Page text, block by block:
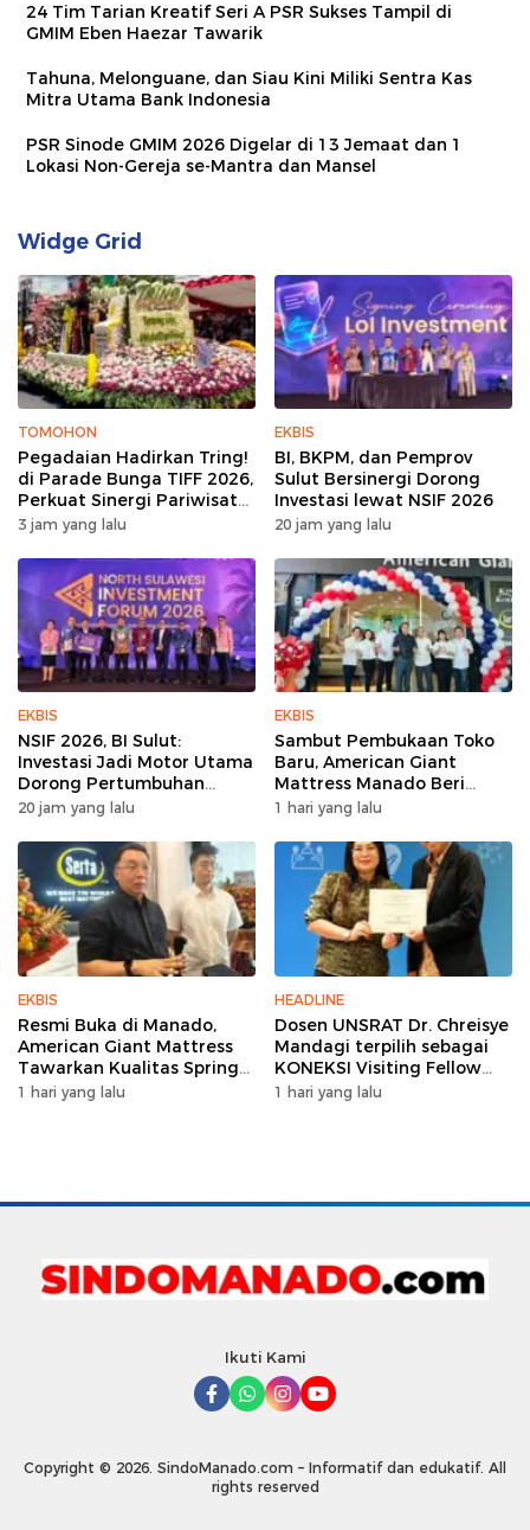
24 Tim Tarian Kreatif Seri A PSR Sukses Tampil di
GMIM Eben Haezar Tawarik
Tahuna, Melonguane, dan Siau Kini Miliki Sentra Kas
Mitra Utama Bank Indonesia
PSR Sinode GMIM 2026 Digelar di 13 Jemaat dan 1
Lokasi Non-Gereja se-Mantra dan Mansel
Widge Grid
TOMOHON
Pegadaian Hadirkan Tring!
di Parade Bunga TIFF 2026,
Perkuat Sinergi Pariwisata
Sulut
3 jam yang lalu
EKBIS
BI, BKPM, dan Pemprov
Sulut Bersinergi Dorong
Investasi lewat NSIF 2026
20 jam yang lalu
EKBIS
NSIF 2026, BI Sulut:
Investasi Jadi Motor Utama
Dorong Pertumbuhan
Ekonomi Sulut
20 jam yang lalu
EKBIS
Sambut Pembukaan Toko
Baru, American Giant
Mattress Manado Beri
Promo Hemat Jutaan
1 hari yang lalu
EKBIS
Resmi Buka di Manado,
American Giant Mattress
Tawarkan Kualitas Spring
Bed Premium
1 hari yang lalu
HEADLINE
Dosen UNSRAT Dr. Chreisye
Mandagi terpilih sebagai
KONEKSI Visiting Fellow
2026 di Australia
1 hari yang lalu
Ikuti Kami
Copyright © 2026. SindoManado.com – Informatif dan edukatif. All
rights reserved